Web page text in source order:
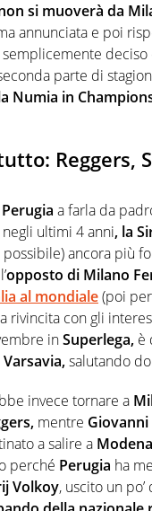
si muoverà da
annunciata e poi
semplicemente
parte di
Numia in
Reggers,
Perugia a farla da
ultimi 4 anni, la
ancora più
opposto di Milano
al mondiale(poi
rivincita con gli
inSuperlega, è
salutando
invece tornare a
mentre
a salire a
perché Perugia ha
Volkoy, uscito un